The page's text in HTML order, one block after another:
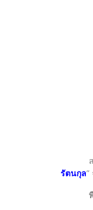
สร้าง
รัตนกุล